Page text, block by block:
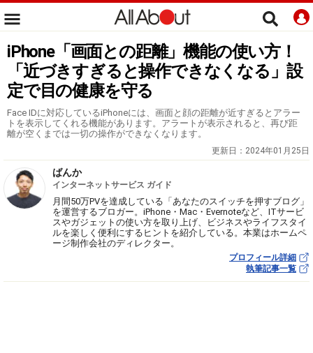
iPhone「画面との距離」機能の使い方！
「近づきすぎると操作できなくなる」設
定で目の健康を守る
Face IDに対応しているiPhoneには、画面と顔の距離が近すぎるとアラー
トを表示してくれる機能があります。アラートが表示されると、再び距
離が空くまでは一切の操作ができなくなります。
更新日： 2024年01月25日
ばんか
インターネットサービス ガイド
月間50万PVを達成している「あなたのスイッチを押すブログ」
を運営するブロガー。iPhone・Mac・Evernoteなど、ITサービ
スやガジェットの使い方を取り上げ、ビジネスやライフスタイ
ルを楽しく便利にするヒントを紹介している。本業はホームペ
ージ制作会社のディレクター。
プロフィール詳細
執筆記事一覧